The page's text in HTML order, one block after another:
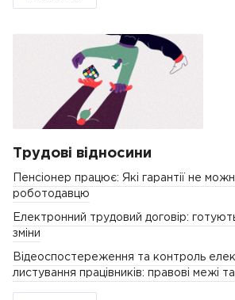
Трудові відносини
Пенсіонер працює: Які гарантії не
роботодавцю
Електронний трудовий договір:
зміни
Відеоспостереження та контроль
листування працівників: правові межі